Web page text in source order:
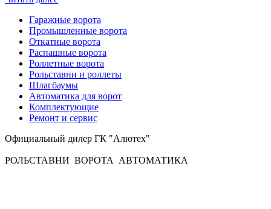
Гаражные ворота
Промышленные ворота
Откатные ворота
Распашные ворота
Роллетные ворота
Рольставни и роллеты
Шлагбаумы
Автоматика для ворот
Комплектующие
Ремонт и сервис
Официальный дилер ГК "Алютех"
РОЛЬСТАВНИ ВОРОТА АВТОМАТИКА